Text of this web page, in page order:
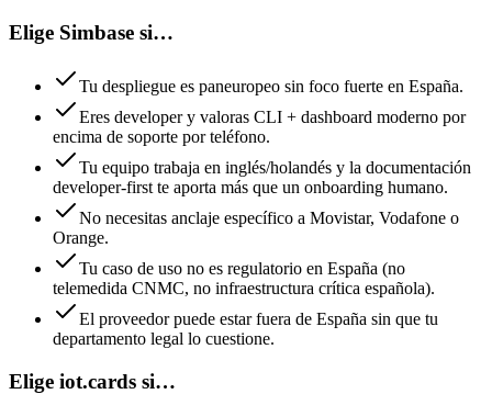
Elige Simbase si…
Tu despliegue es paneuropeo sin foco fuerte en España.
Eres developer y valoras CLI + dashboard moderno por
encima de soporte por teléfono.
Tu equipo trabaja en inglés/holandés y la documentación
developer-first te aporta más que un onboarding humano.
No necesitas anclaje específico a Movistar, Vodafone o
Orange.
Tu caso de uso no es regulatorio en España (no
telemedida CNMC, no infraestructura crítica española).
El proveedor puede estar fuera de España sin que tu
departamento legal lo cuestione.
Elige iot.cards si…